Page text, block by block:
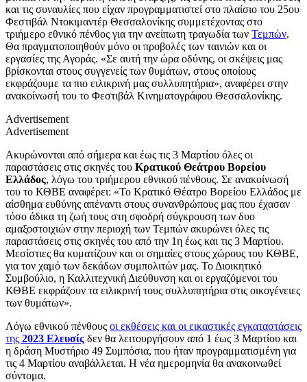
και τις συναυλίες που είχαν προγραμματιστεί στο πλαίσιο του 25ου
Φεστιβάλ Ντοκιμαντέρ Θεσσαλονίκης συμμετέχοντας στο
τριήμερο εθνικό πένθος για την ανείπωτη τραγωδία των Τεμπών.
Θα πραγματοποιηθούν μόνο οι προβολές των ταινιών και οι
εργασίες της Αγοράς. «Σε αυτή την ώρα οδύνης, οι σκέψεις μας
βρίσκονται στους συγγενείς των θυμάτων, στους οποίους
εκφράζουμε τα πιο ειλικρινή μας συλλυπητήρια», αναφέρει στην
ανακοίνωσή του το Φεστιβάλ Κινηματογράφου Θεσσαλονίκης.
Advertisement
Advertisement
Ακυρώνονται από σήμερα και έως τις 3 Μαρτίου όλες οι
παραστάσεις στις σκηνές του Κρατικού Θεάτρου Βορείου
Ελλάδος, λόγω του τριήμερου εθνικού πένθους. Σε ανακοίνωσή
του το ΚΘΒΕ αναφέρει: «Το Κρατικό Θέατρο Βορείου Ελλάδος με
αίσθημα ευθύνης απέναντι στους συνανθρώπους μας που έχασαν
τόσο άδικα τη ζωή τους στη σφοδρή σύγκρουση των δυο
αμαξοστοιχιών στην περιοχή των Τεμπών ακυρώνει όλες τις
παραστάσεις στις σκηνές του από την 1η έως και τις 3 Μαρτίου.
Μεσίστιες θα κυματίζουν και οι σημαίες στους χώρους του ΚΘΒΕ,
για τον χαμό των δεκάδων συμπολιτών μας. Το Διοικητικό
Συμβούλιο, η Καλλιτεχνική Διεύθυνση και οι εργαζόμενοι του
ΚΘΒΕ εκφράζουν τα ειλικρινή τους συλλυπητήρια στις οικογένειες
των θυμάτων».
Λόγω εθνικού πένθους οι εκθέσεις και οι εικαστικές εγκαταστάσεις
της 2023 Ελευσίς δεν θα λειτουργήσουν από 1 έως 3 Μαρτίου και
η δράση Μυστήριο 49 Συμπόσια, που ήταν προγραμματισμένη για
τις 4 Μαρτίου αναβάλλεται. Η νέα ημερομηνία θα ανακοινωθεί
σύντομα.